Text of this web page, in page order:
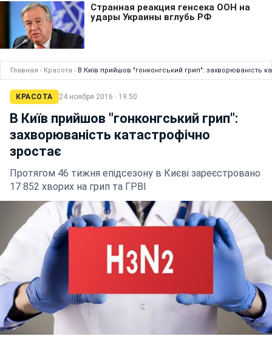
Главная › Красота › В Київ прийшов "гонконгський грип": захворюваність
КРАСОТА 24 ноября 2016 · 19:50
В Київ прийшов "гонконгський грип":
захворюваність катастрофічно
зростає
Протягом 46 тижня епідсезону в Києві зареєстровано
17 852 хворих на грип та ГРВІ